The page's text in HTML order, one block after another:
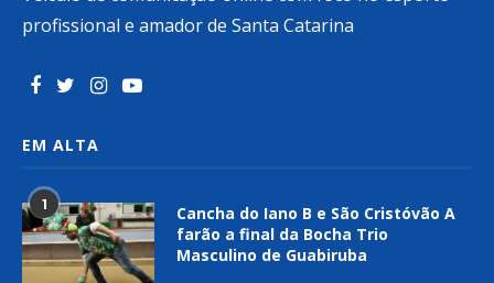
profissional e amador de Santa Catarina
EM ALTA
1
Cancha do Iano B e São Cristóvão A
farão a final da Bocha Trio
Masculino de Guabiruba